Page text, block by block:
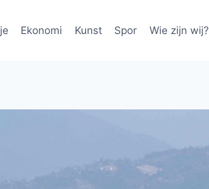
Ekonomi Kunst Spor Wie zijn wij?